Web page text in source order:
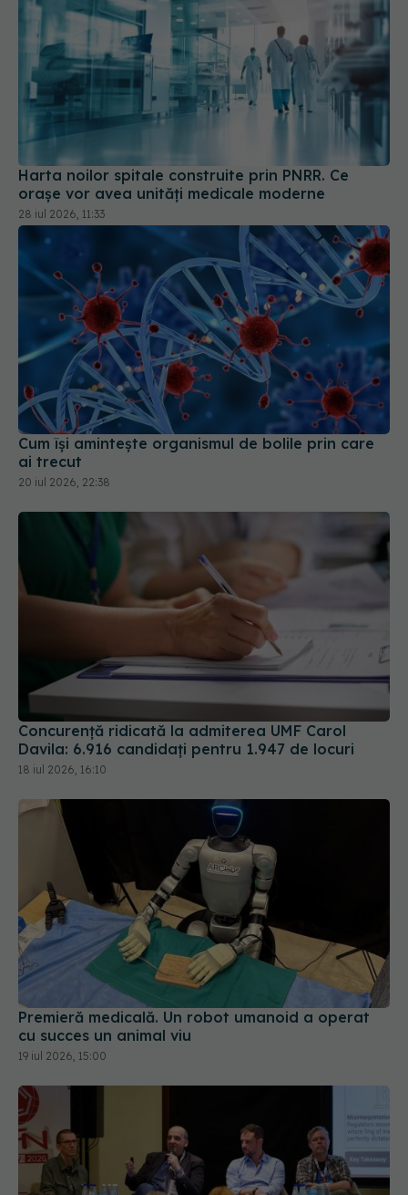
Harta noilor spitale construite prin PNRR. Ce
orașe vor avea unități medicale moderne
28 iul 2026, 11:33
Cum își amintește organismul de bolile prin care
ai trecut
20 iul 2026, 22:38
Concurență ridicată la admiterea UMF Carol
Davila: 6.916 candidați pentru 1.947 de locuri
18 iul 2026, 16:10
Premieră medicală. Un robot umanoid a operat
cu succes un animal viu
19 iul 2026, 15:00